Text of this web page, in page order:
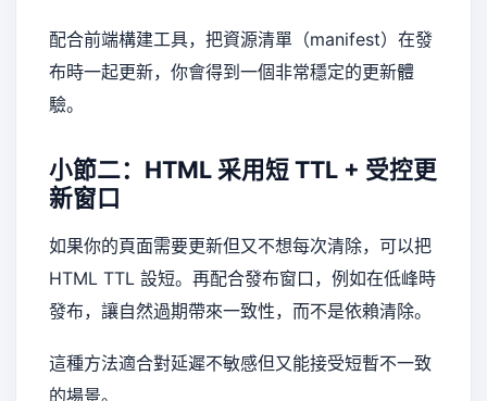
配合前端構建工具，把資源清單（manifest）在發
布時一起更新，你會得到一個非常穩定的更新體
驗。
小節二：HTML 采用短 TTL + 受控更
新窗口
如果你的頁面需要更新但又不想每次清除，可以把
HTML TTL 設短。再配合發布窗口，例如在低峰時
發布，讓自然過期帶來一致性，而不是依賴清除。
這種方法適合對延遲不敏感但又能接受短暫不一致
的場景。